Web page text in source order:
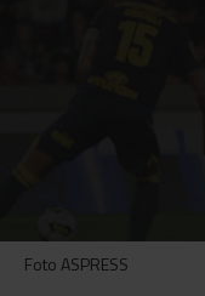
Foto ASPRESS